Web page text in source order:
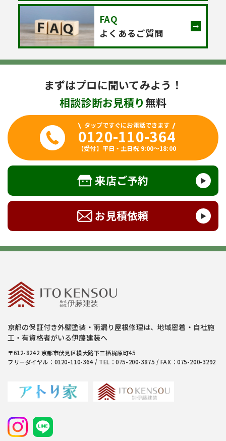
FAQ
よくあるご質問
まずはプロに聞いてみよう！
相談診断お見積り 無料
タップですぐにお電話できます
0120-110-364
【受付】平日・土日祝 9:00～18:00
来店ご予約
お見積依頼
京都の保証付き外壁塗装・雨漏り屋根修理は、地域密着・自社施
工・有資格者がいる伊藤建装へ
〒612-8242 京都市伏見区横大路下三栖梶原町45
フリーダイヤル：0120-110-364 / TEL：075-200-3875 / FAX：075-200-3292